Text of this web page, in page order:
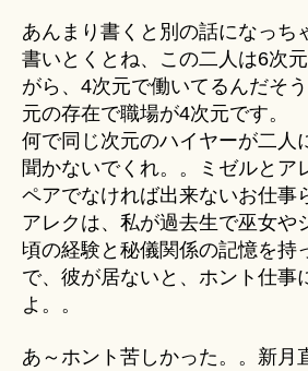
あんまり書くと別の話になっち
書いとくとね、この二人は6次
がら、4次元で働いてるんだそ
元の存在で職場が4次元です。
何で同じ次元のハイヤーが二人
聞かないでくれ。。ミゼルとア
ペアでなければ出来ないお仕事
アレクは、私が過去生で巫女や
頃の経験と秘儀関係の記憶を持
で、彼が居ないと、ホント仕事
よ。。
あ～ホント苦しかった。。新月